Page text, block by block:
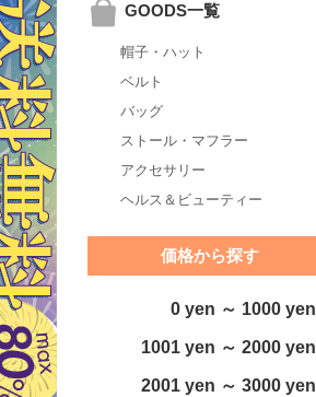
GOODS一覧
帽子・ハット
ベルト
バッグ
ストール・マフラー
アクセサリー
ヘルス＆ビューティー
価格から探す
0 yen ～ 1000 yen
1001 yen ～ 2000 yen
2001 yen ～ 3000 yen